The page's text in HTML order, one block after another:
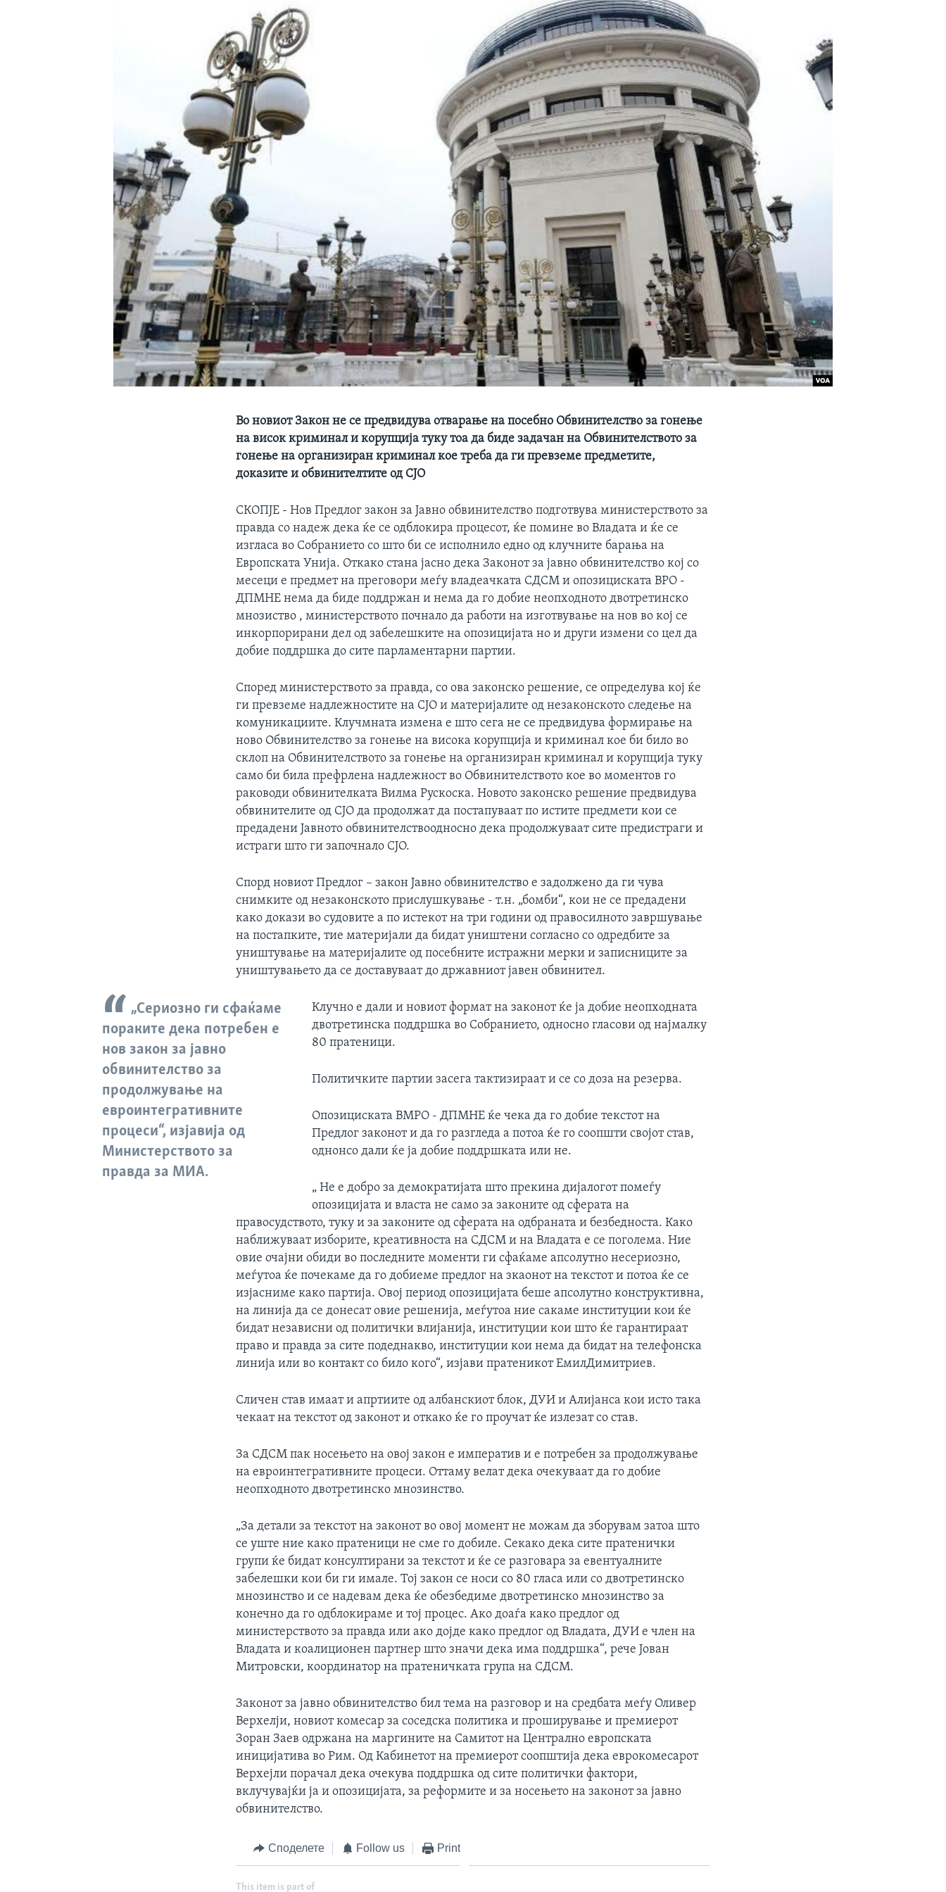
Во новиот Закон не се предвидува отварање на посебно Обвинителство за гонење
на висок криминал и корупција туку тоа да биде задачан на Обвинителството за
гонење на организиран криминал кое треба да ги превземе предметите,
доказите и обвинителтите од СЈО
СКОПЈЕ - Нов Предлог закон за Јавно обвинителство подготвува министерството за
правда со надеж дека ќе се одблокира процесот, ќе помине во Владата и ќе се
изгласа во Собранието со што би се исполнило едно од клучните барања на
Европската Унија. Откако стана јасно дека Законот за јавно обвинителство кој со
месеци е предмет на преговори меѓу владеачката СДСМ и опозициската ВРО -
ДПМНЕ нема да биде поддржан и нема да го добие неопходното двотретинско
мнозиство , министерството почнало да работи на изготвување на нов во кој се
инкорпорирани дел од забелешките на опозицијата но и други измени со цел да
добие поддршка до сите парламентарни партии.
Според министерството за правда, со ова законско решение, се определува кој ќе
ги превземе надлежностите на СЈО и материјалите од незаконското следење на
комуникациите. Клучмната измена е што сега не се предвидува формирање на
ново Обвинителство за гонење на висока корупција и криминал кое би било во
склоп на Обвинителството за гонење на организиран криминал и корупција туку
само би била префрлена надлежност во Обвинителството кое во моментов го
раководи обвинителката Вилма Рускоска. Новото законско решение предвидува
обвинителите од СЈО да продолжат да постапуваат по истите предмети кои се
предадени Јавното обвинителствоодносно дека продолжуваат сите предистраги и
истраги што ги започнало СЈО.
Спорд новиот Предлог – закон Јавно обвинителство е задолжено да ги чува
снимките од незаконското прислушкување - т.н. „бомби“, кои не се предадени
како докази во судовите а по истекот на три години од правосилното завршување
на постапките, тие материјали да бидат уништени согласно со одредбите за
уништување на материјалите од посебните истражни мерки и записниците за
уништувањето да се доставуваат до државниот јавен обвинител.
„Сериозно ги сфаќаме
пораките дека потребен е
нов закон за јавно
обвинителство за
продолжување на
евроинтегративните
процеси“, изјавија од
Министерството за
правда за МИА.
Клучно е дали и новиот формат на законот ќе ја добие неопходната
двотретинска поддршка во Собранието, односно гласови од најмалку
80 пратеници.
Политичките партии засега тактизираат и се со доза на резерва.
Опозициската ВМРО - ДПМНЕ ќе чека да го добие текстот на
Предлог законот и да го разгледа а потоа ќе го соопшти својот став,
однонсо дали ќе ја добие поддршката или не.
„ Не е добро за демократијата што прекина дијалогот помеѓу
опозицијата и власта не само за законите од сферата на
правосудството, туку и за законите од сферата на одбраната и безбедноста. Како
наближуваат изборите, креативноста на СДСМ и на Владата е се поголема. Ние
овие очајни обиди во последните моменти ги сфаќаме апсолутно несериозно,
меѓутоа ќе почекаме да го добиеме предлог на зкаонот на текстот и потоа ќе се
изјасниме како партија. Овој период опозицијата беше апсолутно конструктивна,
на линија да се донесат овие решенија, меѓутоа ние сакаме институции кои ќе
бидат независни од политички влијанија, институции кои што ќе гарантираат
право и правда за сите подеднакво, институции кои нема да бидат на телефонска
линија или во контакт со било кого“, изјави пратеникот ЕмилДимитриев.
Сличен став имаат и апртиите од албанскиот блок, ДУИ и Алијанса кои исто така
чекаат на текстот од законот и откако ќе го проучат ќе излезат со став.
За СДСМ пак носењето на овој закон е императив и е потребен за продолжување
на евроинтегративните процеси. Оттаму велат дека очекуваат да го добие
неопходното двотретинско мнозинство.
„За детали за текстот на законот во овој момент не можам да зборувам затоа што
се уште ние како пратеници не сме го добиле. Секако дека сите пратенички
групи ќе бидат консултирани за текстот и ќе се разговара за евентуалните
забелешки кои би ги имале. Тој закон се носи со 80 гласа или со двотретинско
мнозинство и се надевам дека ќе обезбедиме двотретинско мнозинство за
конечно да го одблокираме и тој процес. Ако доаѓа како предлог од
министерството за правда или ако дојде како предлог од Владата, ДУИ е член на
Владата и коалиционен партнер што значи дека има поддршка“, рече Јован
Митровски, координатор на пратеничката група на СДСМ.
Законот за јавно обвинителство бил тема на разговор и на средбата меѓу Оливер
Верхелји, новиот комесар за соседска политика и проширување и премиерот
Зоран Заев одржана на маргините на Самитот на Централно европската
иницијатива во Рим. Од Кабинетот на премиерот соопштија дека еврокомесарот
Верхејли порачал дека очекува поддршка од сите политички фактори,
вклучувајќи ја и опозицијата, за реформите и за носењето на законот за јавно
обвинителство.
Споделете Follow us Print
This item is part of